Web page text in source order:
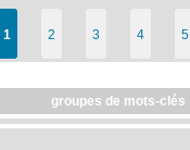
1 2 3 4 5
groupes de mots-clés